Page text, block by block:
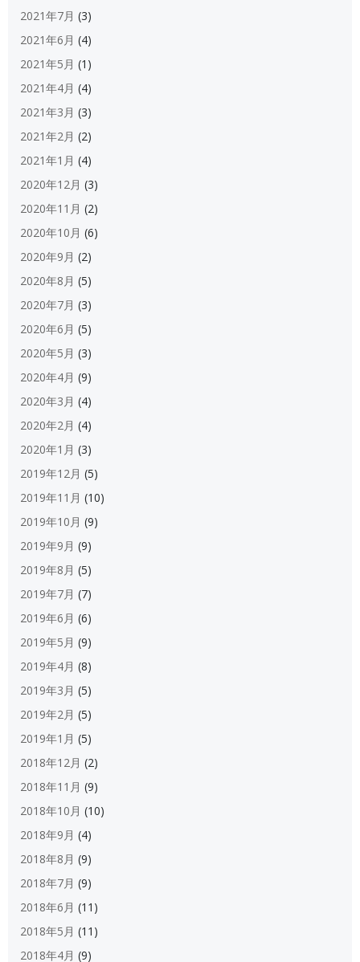
2021年7月 (3)
2021年6月 (4)
2021年5月 (1)
2021年4月 (4)
2021年3月 (3)
2021年2月 (2)
2021年1月 (4)
2020年12月 (3)
2020年11月 (2)
2020年10月 (6)
2020年9月 (2)
2020年8月 (5)
2020年7月 (3)
2020年6月 (5)
2020年5月 (3)
2020年4月 (9)
2020年3月 (4)
2020年2月 (4)
2020年1月 (3)
2019年12月 (5)
2019年11月 (10)
2019年10月 (9)
2019年9月 (9)
2019年8月 (5)
2019年7月 (7)
2019年6月 (6)
2019年5月 (9)
2019年4月 (8)
2019年3月 (5)
2019年2月 (5)
2019年1月 (5)
2018年12月 (2)
2018年11月 (9)
2018年10月 (10)
2018年9月 (4)
2018年8月 (9)
2018年7月 (9)
2018年6月 (11)
2018年5月 (11)
2018年4月 (9)